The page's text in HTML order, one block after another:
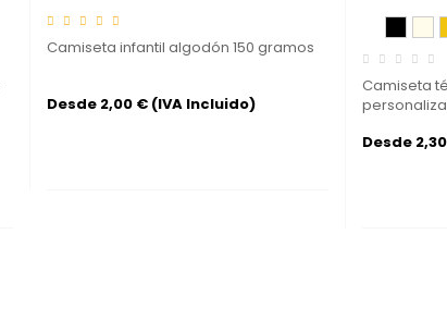
Camiseta infantil algodón 150 gramos
Desde 2,00 € (IVA Incluido)
Camiseta
Desde